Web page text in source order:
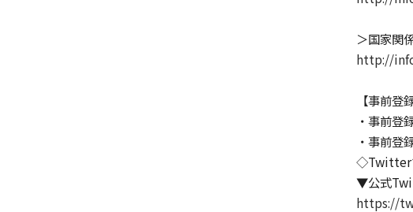
＞国家関
http://
【事前登
・事前登
・事前登
◇Twitter
▼公式
https://